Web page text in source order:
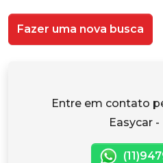
Fazer uma nova busca
Entre em contato
Easycar